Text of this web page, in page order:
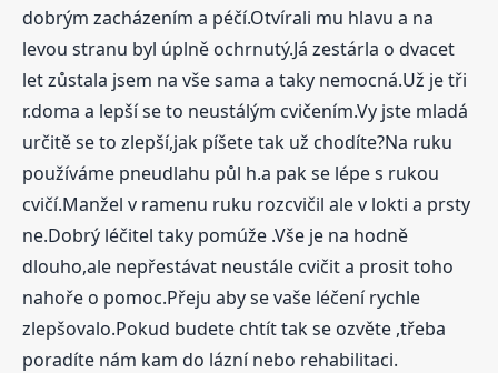
dobrým zacházením a péčí.Otvírali mu hlavu a na
levou stranu byl úplně ochrnutý.Já zestárla o dvacet
let zůstala jsem na vše sama a taky nemocná.Už je tři
r.doma a lepší se to neustálým cvičením.Vy jste mladá
určitě se to zlepší,jak píšete tak už chodíte?Na ruku
používáme pneudlahu půl h.a pak se lépe s rukou
cvičí.Manžel v ramenu ruku rozcvičil ale v lokti a prsty
ne.Dobrý léčitel taky pomúže .Vše je na hodně
dlouho,ale nepřestávat neustále cvičit a prosit toho
nahoře o pomoc.Přeju aby se vaše léčení rychle
zlepšovalo.Pokud budete chtít tak se ozvěte ,třeba
poradíte nám kam do lázní nebo rehabilitaci.